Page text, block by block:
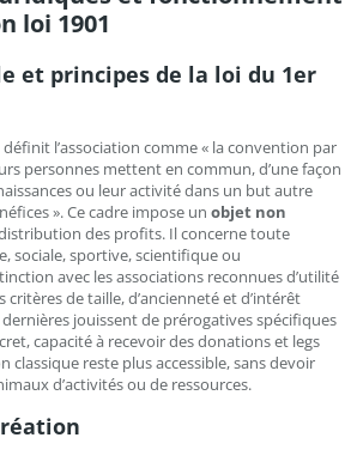
loi 1901
et principes de la loi du 1er
l’association comme « la convention par
personnes mettent en commun, d’une façon
ou leur activité dans un but autre
». Ce cadre impose un objet non
des profits. Il concerne toute
sociale, sportive, scientifique ou
avec les associations reconnues d’utilité
de taille, d’ancienneté et d’intérêt
dernières jouissent de prérogatives spécifiques
capacité à recevoir des donations et legs
classique reste plus accessible, sans devoir
d’activités ou de ressources.